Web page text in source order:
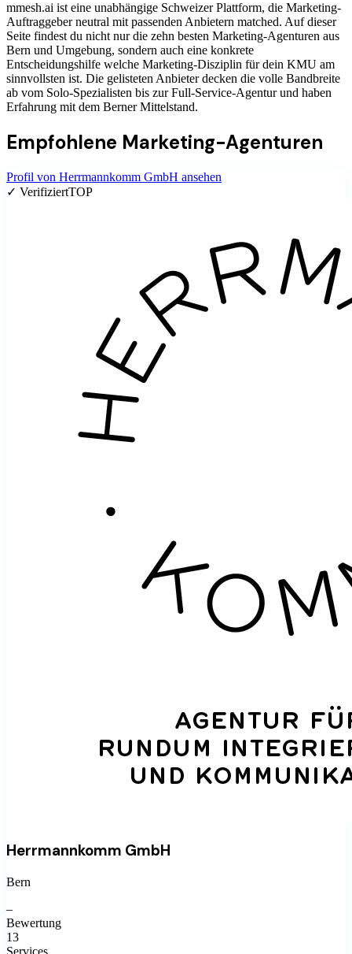
mmesh.ai ist eine unabhängige Schweizer Plattform, die Marketing-
Auftraggeber neutral mit passenden Anbietern matched. Auf dieser
Seite findest du nicht nur die zehn besten Marketing-Agenturen aus
Bern und Umgebung, sondern auch eine konkrete
Entscheidungshilfe welche Marketing-Disziplin für dein KMU am
sinnvollsten ist. Die gelisteten Anbieter decken die volle Bandbreite
ab vom Solo-Spezialisten bis zur Full-Service-Agentur und haben
Erfahrung mit dem Berner Mittelstand.
Empfohlene Marketing-Agenturen
Profil von Herrmannkomm GmbH ansehen
✓ VerifiziertTOP
Herrmannkomm GmbH
Bern
–
Bewertung
13
Services